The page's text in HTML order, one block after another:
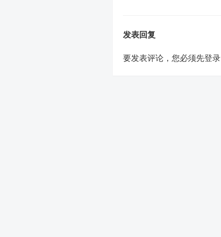
发表回复
要发表评论，您必须先登录